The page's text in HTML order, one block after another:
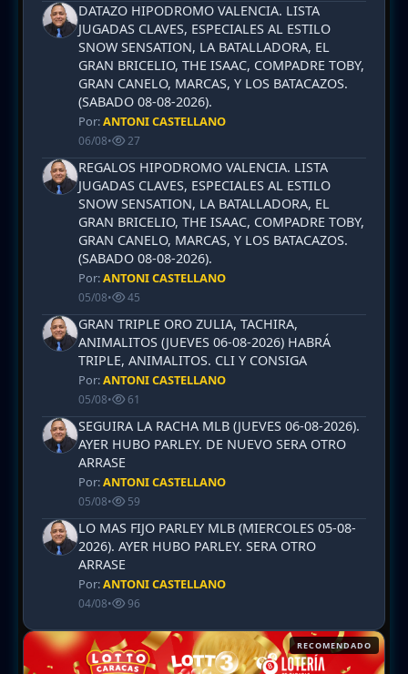
DATAZO HIPODROMO VALENCIA. LISTA
JUGADAS CLAVES, ESPECIALES AL ESTILO
SNOW SENSATION, LA BATALLADORA, EL
GRAN BRICELIO, THE ISAAC, COMPADRE TOBY,
GRAN CANELO, MARCAS, Y LOS BATACAZOS.
(SABADO 08-08-2026).
Por:ANTONI CASTELLANO
06/08• 27
REGALOS HIPODROMO VALENCIA. LISTA
JUGADAS CLAVES, ESPECIALES AL ESTILO
SNOW SENSATION, LA BATALLADORA, EL
GRAN BRICELIO, THE ISAAC, COMPADRE TOBY,
GRAN CANELO, MARCAS, Y LOS BATACAZOS.
(SABADO 08-08-2026).
Por:ANTONI CASTELLANO
05/08• 45
GRAN TRIPLE ORO ZULIA, TACHIRA,
ANIMALITOS (JUEVES 06-08-2026) HABRÁ
TRIPLE, ANIMALITOS. CLI Y CONSIGA
Por:ANTONI CASTELLANO
05/08• 61
SEGUIRA LA RACHA MLB (JUEVES 06-08-2026).
AYER HUBO PARLEY. DE NUEVO SERA OTRO
ARRASE
Por:ANTONI CASTELLANO
05/08• 59
LO MAS FIJO PARLEY MLB (MIERCOLES 05-08-
2026). AYER HUBO PARLEY. SERA OTRO
ARRASE
Por:ANTONI CASTELLANO
04/08• 96
RECOMENDADO